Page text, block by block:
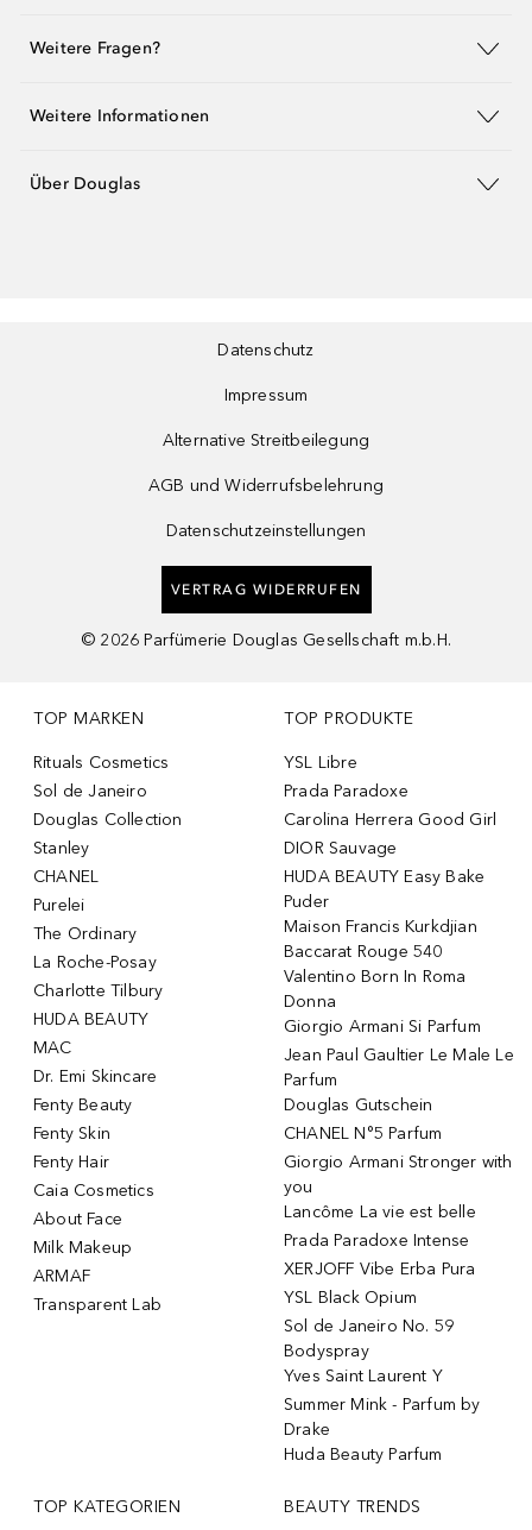
Weitere Fragen?
Weitere Informationen
Über Douglas
Datenschutz
Impressum
Alternative Streitbeilegung
AGB und Widerrufsbelehrung
Datenschutzeinstellungen
VERTRAG WIDERRUFEN
© 2026 Parfümerie Douglas Gesellschaft m.b.H.
TOP MARKEN
Rituals Cosmetics
Sol de Janeiro
Douglas Collection
Stanley
CHANEL
Purelei
The Ordinary
La Roche-Posay
Charlotte Tilbury
HUDA BEAUTY
MAC
Dr. Emi Skincare
Fenty Beauty
Fenty Skin
Fenty Hair
Caia Cosmetics
About Face
Milk Makeup
ARMAF
Transparent Lab
TOP PRODUKTE
YSL Libre
Prada Paradoxe
Carolina Herrera Good Girl
DIOR Sauvage
HUDA BEAUTY Easy Bake
Puder
Maison Francis Kurkdjian
Baccarat Rouge 540
Valentino Born In Roma
Donna
Giorgio Armani Si Parfum
Jean Paul Gaultier Le Male Le
Parfum
Douglas Gutschein
CHANEL N°5 Parfum
Giorgio Armani Stronger with
you
Lancôme La vie est belle
Prada Paradoxe Intense
XERJOFF Vibe Erba Pura
YSL Black Opium
Sol de Janeiro No. 59
Bodyspray
Yves Saint Laurent Y
Summer Mink - Parfum by
Drake
Huda Beauty Parfum
TOP KATEGORIEN BEAUTY TRENDS